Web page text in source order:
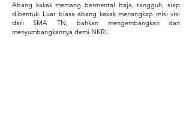
Abang kakak memang bermental baja, tangguh, siap
dibentuk. Luar biasa abang kakak menangkap misi visi
dari SMA TN, bahkan mengembangkan dan
menyumbangkannya demi NKRI.